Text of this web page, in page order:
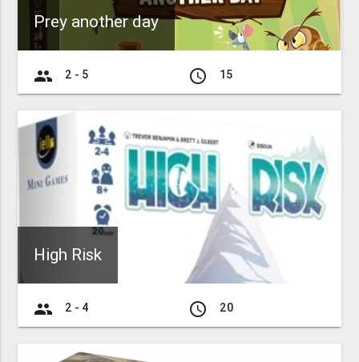
Prey another day
group 2 - 5 access_time 15
High Risk
group 2 - 4 access_time 20